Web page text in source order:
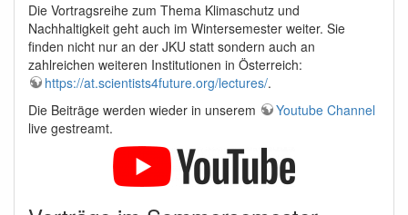
Die Vortragsreihe zum Thema Klimaschutz und
Nachhaltigkeit geht auch im Wintersemester weiter. Sie
finden nicht nur an der JKU statt sondern auch an
zahlreichen weiteren Institutionen in Österreich:
https://at.scientists4future.org/lectures/.
Die Beiträge werden wieder in unserem
Youtube Channel
live gestreamt.